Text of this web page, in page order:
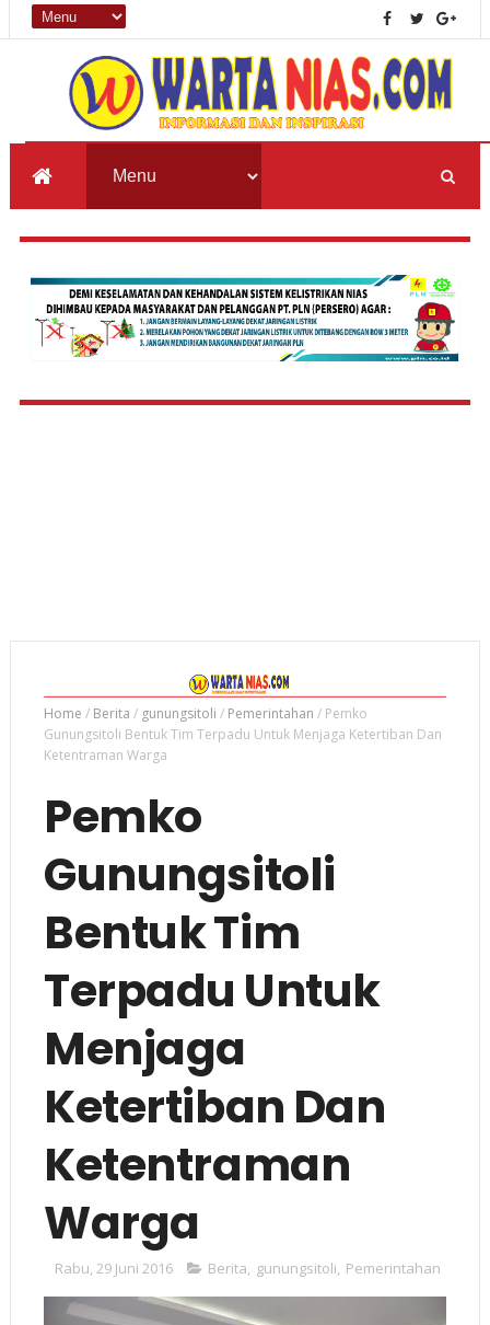
Home / Berita / gunungsitoli / Pemerintahan / Pemko
Gunungsitoli Bentuk Tim Terpadu Untuk Menjaga Ketertiban Dan
Ketentraman Warga
Pemko
Gunungsitoli
Bentuk Tim
Terpadu Untuk
Menjaga
Ketertiban Dan
Ketentraman
Warga
Rabu, 29 Juni 2016 Berita, gunungsitoli, Pemerintahan